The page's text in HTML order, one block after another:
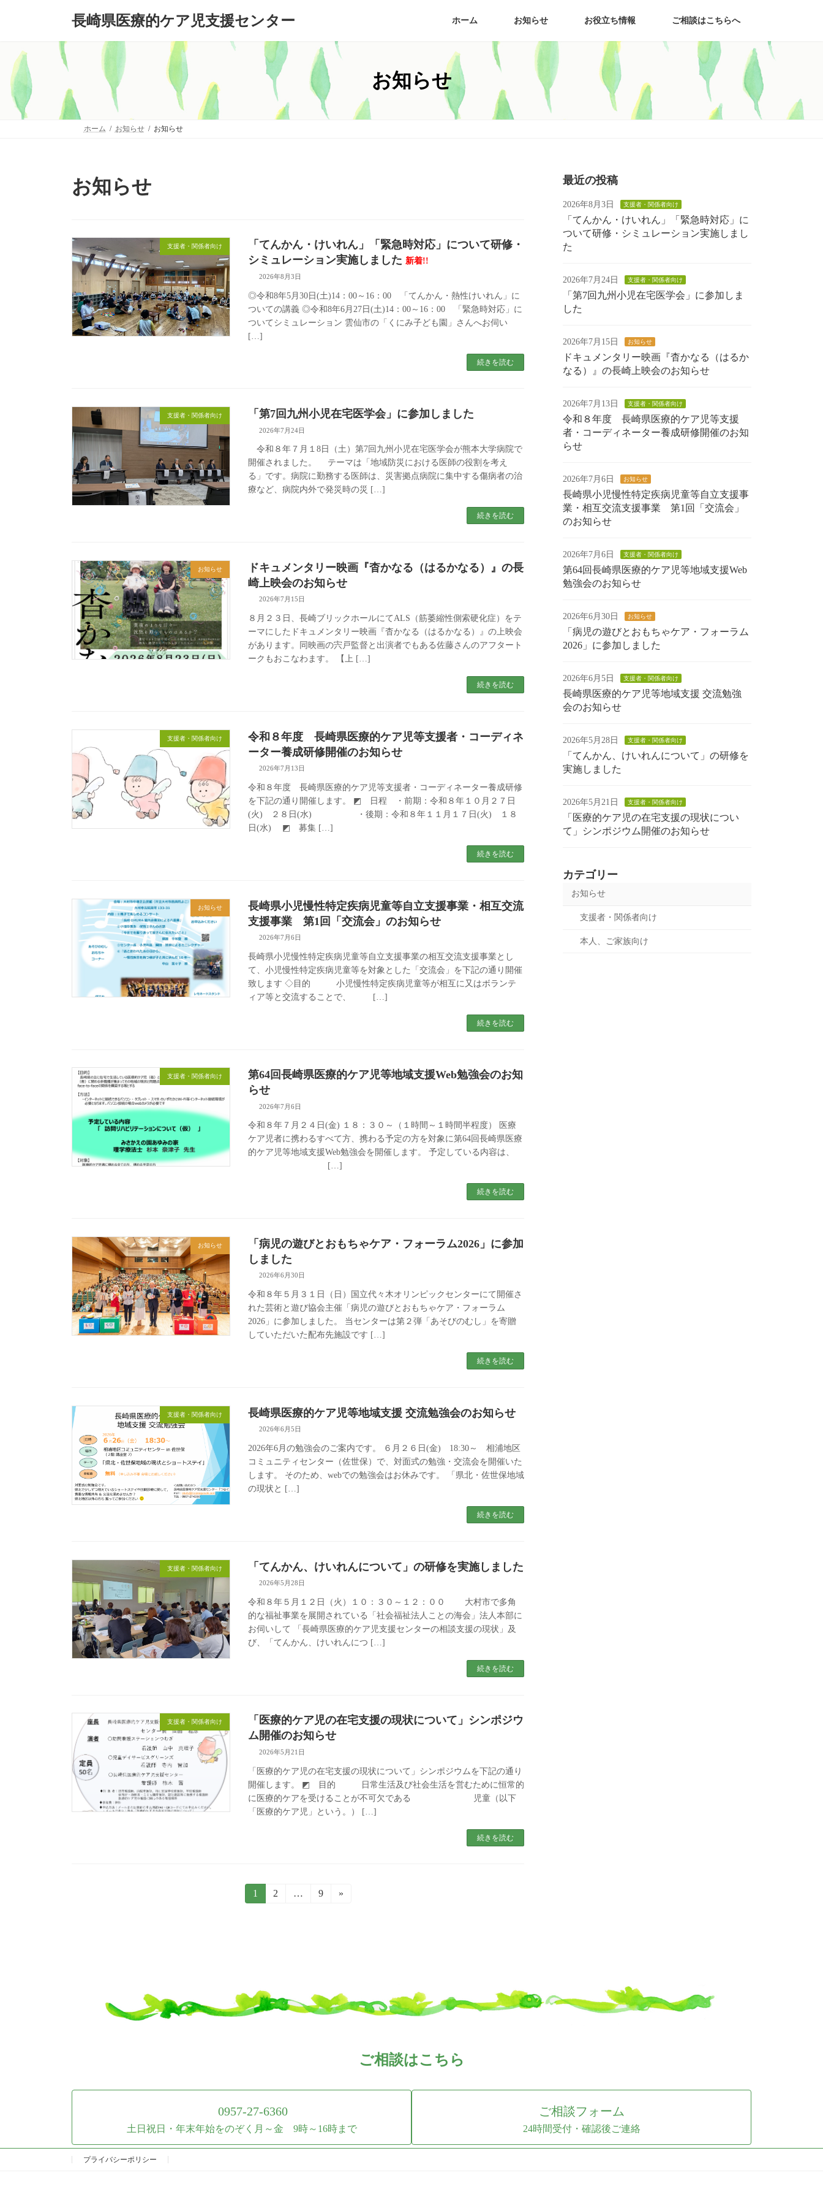
長崎県医療的ケア児支援センター ホーム お知らせ お役立ち情報 ご相談はこちらへ
お知らせ
ホーム お知らせ お知らせ
お知らせ
支援者・関係者向け
「てんかん・けいれん」「緊急時対応」について研修・
シミュレーション実施しました 新着!!
2026年8月3日
◎令和8年5月30日(土)14：00～16：00 「てんかん・熱性けいれん」に
ついての講義 ◎令和8年6月27日(土)14：00～16：00 「緊急時対応」に
ついてシミュレーション 雲仙市の「くにみ子ども園」さんへお伺い
[…]
続きを読む
支援者・関係者向け 「第7回九州小児在宅医学会」に参加しました
2026年7月24日
令和８年７月１8日（土）第7回九州小児在宅医学会が熊本大学病院で
開催されました。 テーマは「地域防災における医師の役割を考え
る」です。病院に勤務する医師は、災害拠点病院に集中する傷病者の治
療など、病院内外で発災時の災 […]
続きを読む
お知らせ
ドキュメンタリー映画『杳かなる（はるかなる）』の長
崎上映会のお知らせ
2026年7月15日
８月２３日、長崎ブリックホールにてALS（筋萎縮性側索硬化症）をテ
ーマにしたドキュメンタリー映画『杳かなる（はるかなる）』の上映会
があります。同映画の宍戸監督と出演者でもある佐藤さんのアフタート
ークもおこなわます。 【上 […]
続きを読む
支援者・関係者向け
令和８年度 長崎県医療的ケア児等支援者・コーディネ
ーター養成研修開催のお知らせ
2026年7月13日
令和８年度 長崎県医療的ケア児等支援者・コーディネーター養成研修
を下記の通り開催します。 ◩ 日程 ・前期：令和８年１０月２７日
(火) ２８日(水) ・後期：令和８年１１月１７日(火) １８
日(水) ◩ 募集 […]
続きを読む
お知らせ
長崎県小児慢性特定疾病児童等自立支援事業・相互交流
支援事業 第1回「交流会」のお知らせ
2026年7月6日
長崎県小児慢性特定疾病児童等自立支援事業の相互交流支援事業とし
て、小児慢性特定疾病児童等を対象とした「交流会」を下記の通り開催
致します ◇目的 小児慢性特定疾病児童等が相互に又はボランテ
ィア等と交流することで、 […]
続きを読む
支援者・関係者向け
第64回長崎県医療的ケア児等地域支援Web勉強会のお知
らせ
2026年7月6日
令和８年７月２４日(金) １８：３０～（１時間～１時間半程度） 医療
ケア児者に携わるすべて方、携わる予定の方を対象に第64回長崎県医療
的ケア児等地域支援Web勉強会を開催します。 予定している内容は、
[…]
続きを読む
お知らせ
「病児の遊びとおもちゃケア・フォーラム2026」に参加
しました
2026年6月30日
令和８年５月３１日（日）国立代々木オリンピックセンターにて開催さ
れた芸術と遊び協会主催「病児の遊びとおもちゃケア・フォーラム
2026」に参加しました。 当センターは第２弾「あそびのむし」を寄贈
していただいた配布先施設です […]
続きを読む
支援者・関係者向け 長崎県医療的ケア児等地域支援 交流勉強会のお知らせ
2026年6月5日
2026年6月の勉強会のご案内です。 ６月２６日(金) 18:30～ 相浦地区
コミュニティセンター（佐世保）で、対面式の勉強・交流会を開催いた
します。 そのため、webでの勉強会はお休みです。 「県北・佐世保地域
の現状と […]
続きを読む
支援者・関係者向け 「てんかん、けいれんについて」の研修を実施しました
2026年5月28日
令和８年５月１２日（火）１０：３０～１２：００ 大村市で多角
的な福祉事業を展開されている「社会福祉法人ことの海会」法人本部に
お伺いして 「長崎県医療的ケア児支援センターの相談支援の現状」及
び、「てんかん、けいれんにつ […]
続きを読む
支援者・関係者向け
「医療的ケア児の在宅支援の現状について」シンポジウ
ム開催のお知らせ
2026年5月21日
「医療的ケア児の在宅支援の現状について」シンポジウムを下記の通り
開催します。 ◩ 目的 日常生活及び社会生活を営むために恒常的
に医療的ケアを受けることが不可欠である 児童（以下
「医療的ケア児」という。） […]
続きを読む
固
定
1
固
2 …
固
9 »
最近の投稿
2026年8月3日 支援者・関係者向け
「てんかん・けいれん」「緊急時対応」に
ついて研修・シミュレーション実施しまし
た
2026年7月24日 支援者・関係者向け
「第7回九州小児在宅医学会」に参加しま
した
2026年7月15日 お知らせ
ドキュメンタリー映画『杳かなる（はるか
なる）』の長崎上映会のお知らせ
2026年7月13日 支援者・関係者向け
令和８年度 長崎県医療的ケア児等支援
者・コーディネーター養成研修開催のお知
らせ
2026年7月6日 お知らせ
長崎県小児慢性特定疾病児童等自立支援事
業・相互交流支援事業 第1回「交流会」
のお知らせ
2026年7月6日 支援者・関係者向け
第64回長崎県医療的ケア児等地域支援Web
勉強会のお知らせ
2026年6月30日 お知らせ
「病児の遊びとおもちゃケア・フォーラム
2026」に参加しました
2026年6月5日 支援者・関係者向け
長崎県医療的ケア児等地域支援 交流勉強
会のお知らせ
2026年5月28日 支援者・関係者向け
「てんかん、けいれんについて」の研修を
実施しました
2026年5月21日 支援者・関係者向け
「医療的ケア児の在宅支援の現状につい
て」シンポジウム開催のお知らせ
カテゴリー
お知らせ
支援者・関係者向け
本人、ご家族向け
ご相談はこちら
0957-27-6360
土日祝日・年末年始をのぞく月～金 9時～16時まで
ご相談フォーム
24時間受付・確認後ご連絡
プライバシーポリシー